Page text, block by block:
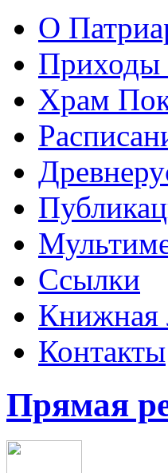
О
Приходы
Храм
Ссылки
Книжная
Контакты
Прямая